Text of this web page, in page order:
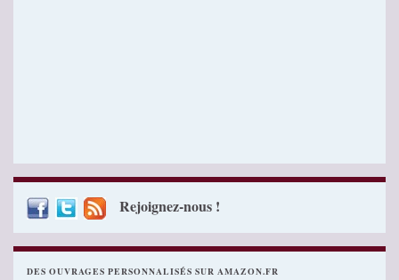
Rejoignez-nous !
DES OUVRAGES PERSONNALISÉS SUR AMAZON.FR